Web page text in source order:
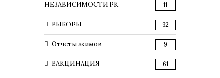
НЕЗАВИСИМОСТИ РК
11
ВЫБОРЫ 32
Отчеты акимов 9
ВАКЦИНАЦИЯ 61